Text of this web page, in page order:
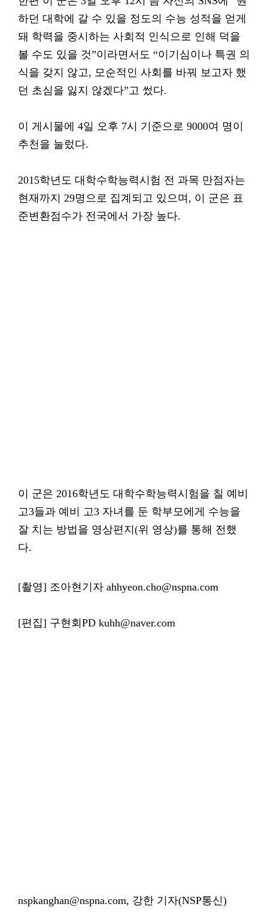
하던 대학에 갈 수 있을 정도의 수능 성적을 얻게
돼 학력을 중시하는 사회적 인식으로 인해 덕을
볼 수도 있을 것”이라면서도 “이기심이나 특권 의
식을 갖지 않고, 모순적인 사회를 바꿔 보고자 했
던 초심을 잃지 않겠다”고 썼다.
이 게시물에 4일 오후 7시 기준으로 9000여 명이
추천을 눌렀다.
2015학년도 대학수학능력시험 전 과목 만점자는
현재까지 29명으로 집계되고 있으며, 이 군은 표
준변환점수가 전국에서 가장 높다.
이 군은 2016학년도 대학수학능력시험을 칠 예비
고3들과 예비 고3 자녀를 둔 학부모에게 수능을
잘 치는 방법을 영상편지(위 영상)를 통해 전했
다.
[촬영] 조아현기자 ahhyeon.cho@nspna.com
[편집] 구현회PD kuhh@naver.com
nspkanghan@nspna.com, 강한 기자(NSP통신)